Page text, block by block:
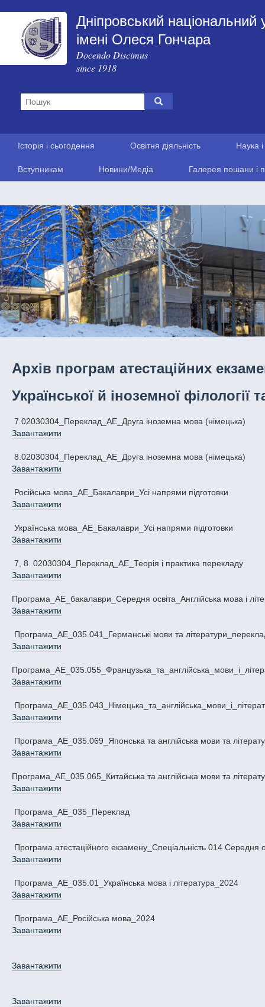
Дніпровський національний
імені Олеся Гончара
Docendo Discimus
since 1918
Історія і сьогодення Освітня діяльність Наука
Вступникам Новини/Медіа Галерея пошани і
Архів програм атестаційних
Української й іноземної філології
7.02030304_Переклад_АЕ_Друга іноземна мова (німецька)
Завантажити
8.02030304_Переклад_АЕ_Друга іноземна мова (німецька)
Завантажити
Російська мова_АЕ_Бакалаври_Усі напрями підготовки
Завантажити
Українська мова_АЕ_Бакалаври_Усі напрями підготовки
Завантажити
7, 8. 02030304_Переклад_АЕ_Теорія і практика перекладу
Завантажити
Програма_АЕ_бакалаври_Середня освіта_Англійська мова і
Завантажити
Програма_АЕ_035.041_Германські мови та
Завантажити
Завантажити
Завантажити
Програма_АЕ_035.069_Японська та англійська мови та
Завантажити
Програма_АЕ_035.065_Китайська та англійська мови та
Завантажити
Програма_АЕ_035_Переклад
Завантажити
Програма атестаційного екзамену_Спеціальність 014 Середня
Завантажити
Програма_АЕ_035.01_Українська мова і література_2024
Завантажити
Програма_АЕ_Російська мова_2024
Завантажити
Завантажити
Завантажити